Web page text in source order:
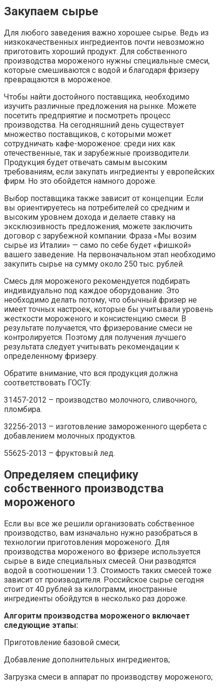
Закупаем сырье
Для любого заведения важно хорошее сырье. Ведь из
низкокачественных ингредиентов почти невозможно
приготовить хороший продукт. Для собственного
производства мороженого нужны специальные смеси,
которые смешиваются с водой и благодаря фризеру
превращаются в мороженое.
Чтобы найти достойного поставщика, необходимо
изучить различные предложения на рынке. Можете
посетить предприятие и посмотреть процесс
производства. На сегодняшний день существует
множество поставщиков, с которыми может
сотрудничать кафе-мороженое: среди них как
отечественные, так и зарубежные производители.
Продукция будет отвечать самым высоким
требованиям, если закупать ингредиенты у европейских
фирм. Но это обойдется намного дороже.
Выбор поставщика также зависит от концепции. Если
вы ориентируетесь на потребителей со средним и
высоким уровнем дохода и делаете ставку на
эксклюзивность предложения, можете заключить
договор с зарубежной компании. Фраза «Мы возим
сырье из Италии» — само по себе будет «фишкой»
вашего заведение. На первоначальном этап необходимо
закупить сырье на сумму около 250 тыс. рублей.
Смесь для мороженого рекомендуется подбирать
индивидуально под каждое оборудование. Это
необходимо делать потому, что обычный фризер не
имеет точных настроек, которые бы учитывали уровень
жесткости мороженого и консистенцию смеси. В
результате получается, что фризерование смеси не
контролируется. Поэтому для получения лучшего
результата следует учитывать рекомендации к
определенному фризеру.
Обратите внимание, что вся продукция должна
соответствовать ГОСТу:
31457-2012 – производство молочного, сливочного,
пломбира.
32256-2013 – изготовление замороженного щербета с
добавлением молочных продуктов.
55625-2013 – фруктовый лед.
Определяем специфику
собственного производства
мороженого
Если вы все же решили организовать собственное
производство, вам изначально нужно разобраться в
технологии приготовления мороженого. Для
производства мороженого во фризере используется
сырье в виде специальных смесей. Они разводятся
водой в соотношении 1:3. Стоимость таких смесей тоже
зависит от производителя. Российское сырье сегодня
стоит от 40 рублей за килограмм, иностранные
ингредиенты обойдутся в несколько раз дороже.
Алгоритм производства мороженого включает
следующие этапы:
Приготовление базовой смеси;
Добавление дополнительных ингредиентов;
Загрузка смеси в аппарат по производству мороженого;